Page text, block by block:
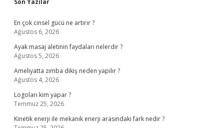
Sidebar
Son Yazılar
En çok cinsel gücü ne artırır ?
Ağustos 6, 2026
Ayak masaj aletinin faydaları nelerdir ?
Ağustos 5, 2026
Ameliyatta zımba dikiş neden yapılır ?
Ağustos 4, 2026
Logoları kim yapar ?
Temmuz 25, 2026
Kinetik enerji ile mekanik enerji arasındaki fark nedir ?